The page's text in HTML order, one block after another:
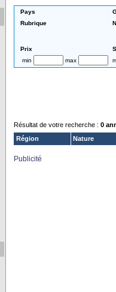
Pays
Rubrique
Prix
min
max
Résultat de votre recherche : 0
Région
Nature
Publicité